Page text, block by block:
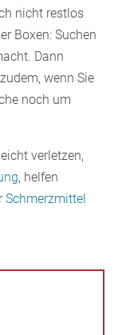
nicht restlos
Boxen: Suchen
Dann
wenn Sie
noch um
verletzen,
, helfen
Schmerzmittel